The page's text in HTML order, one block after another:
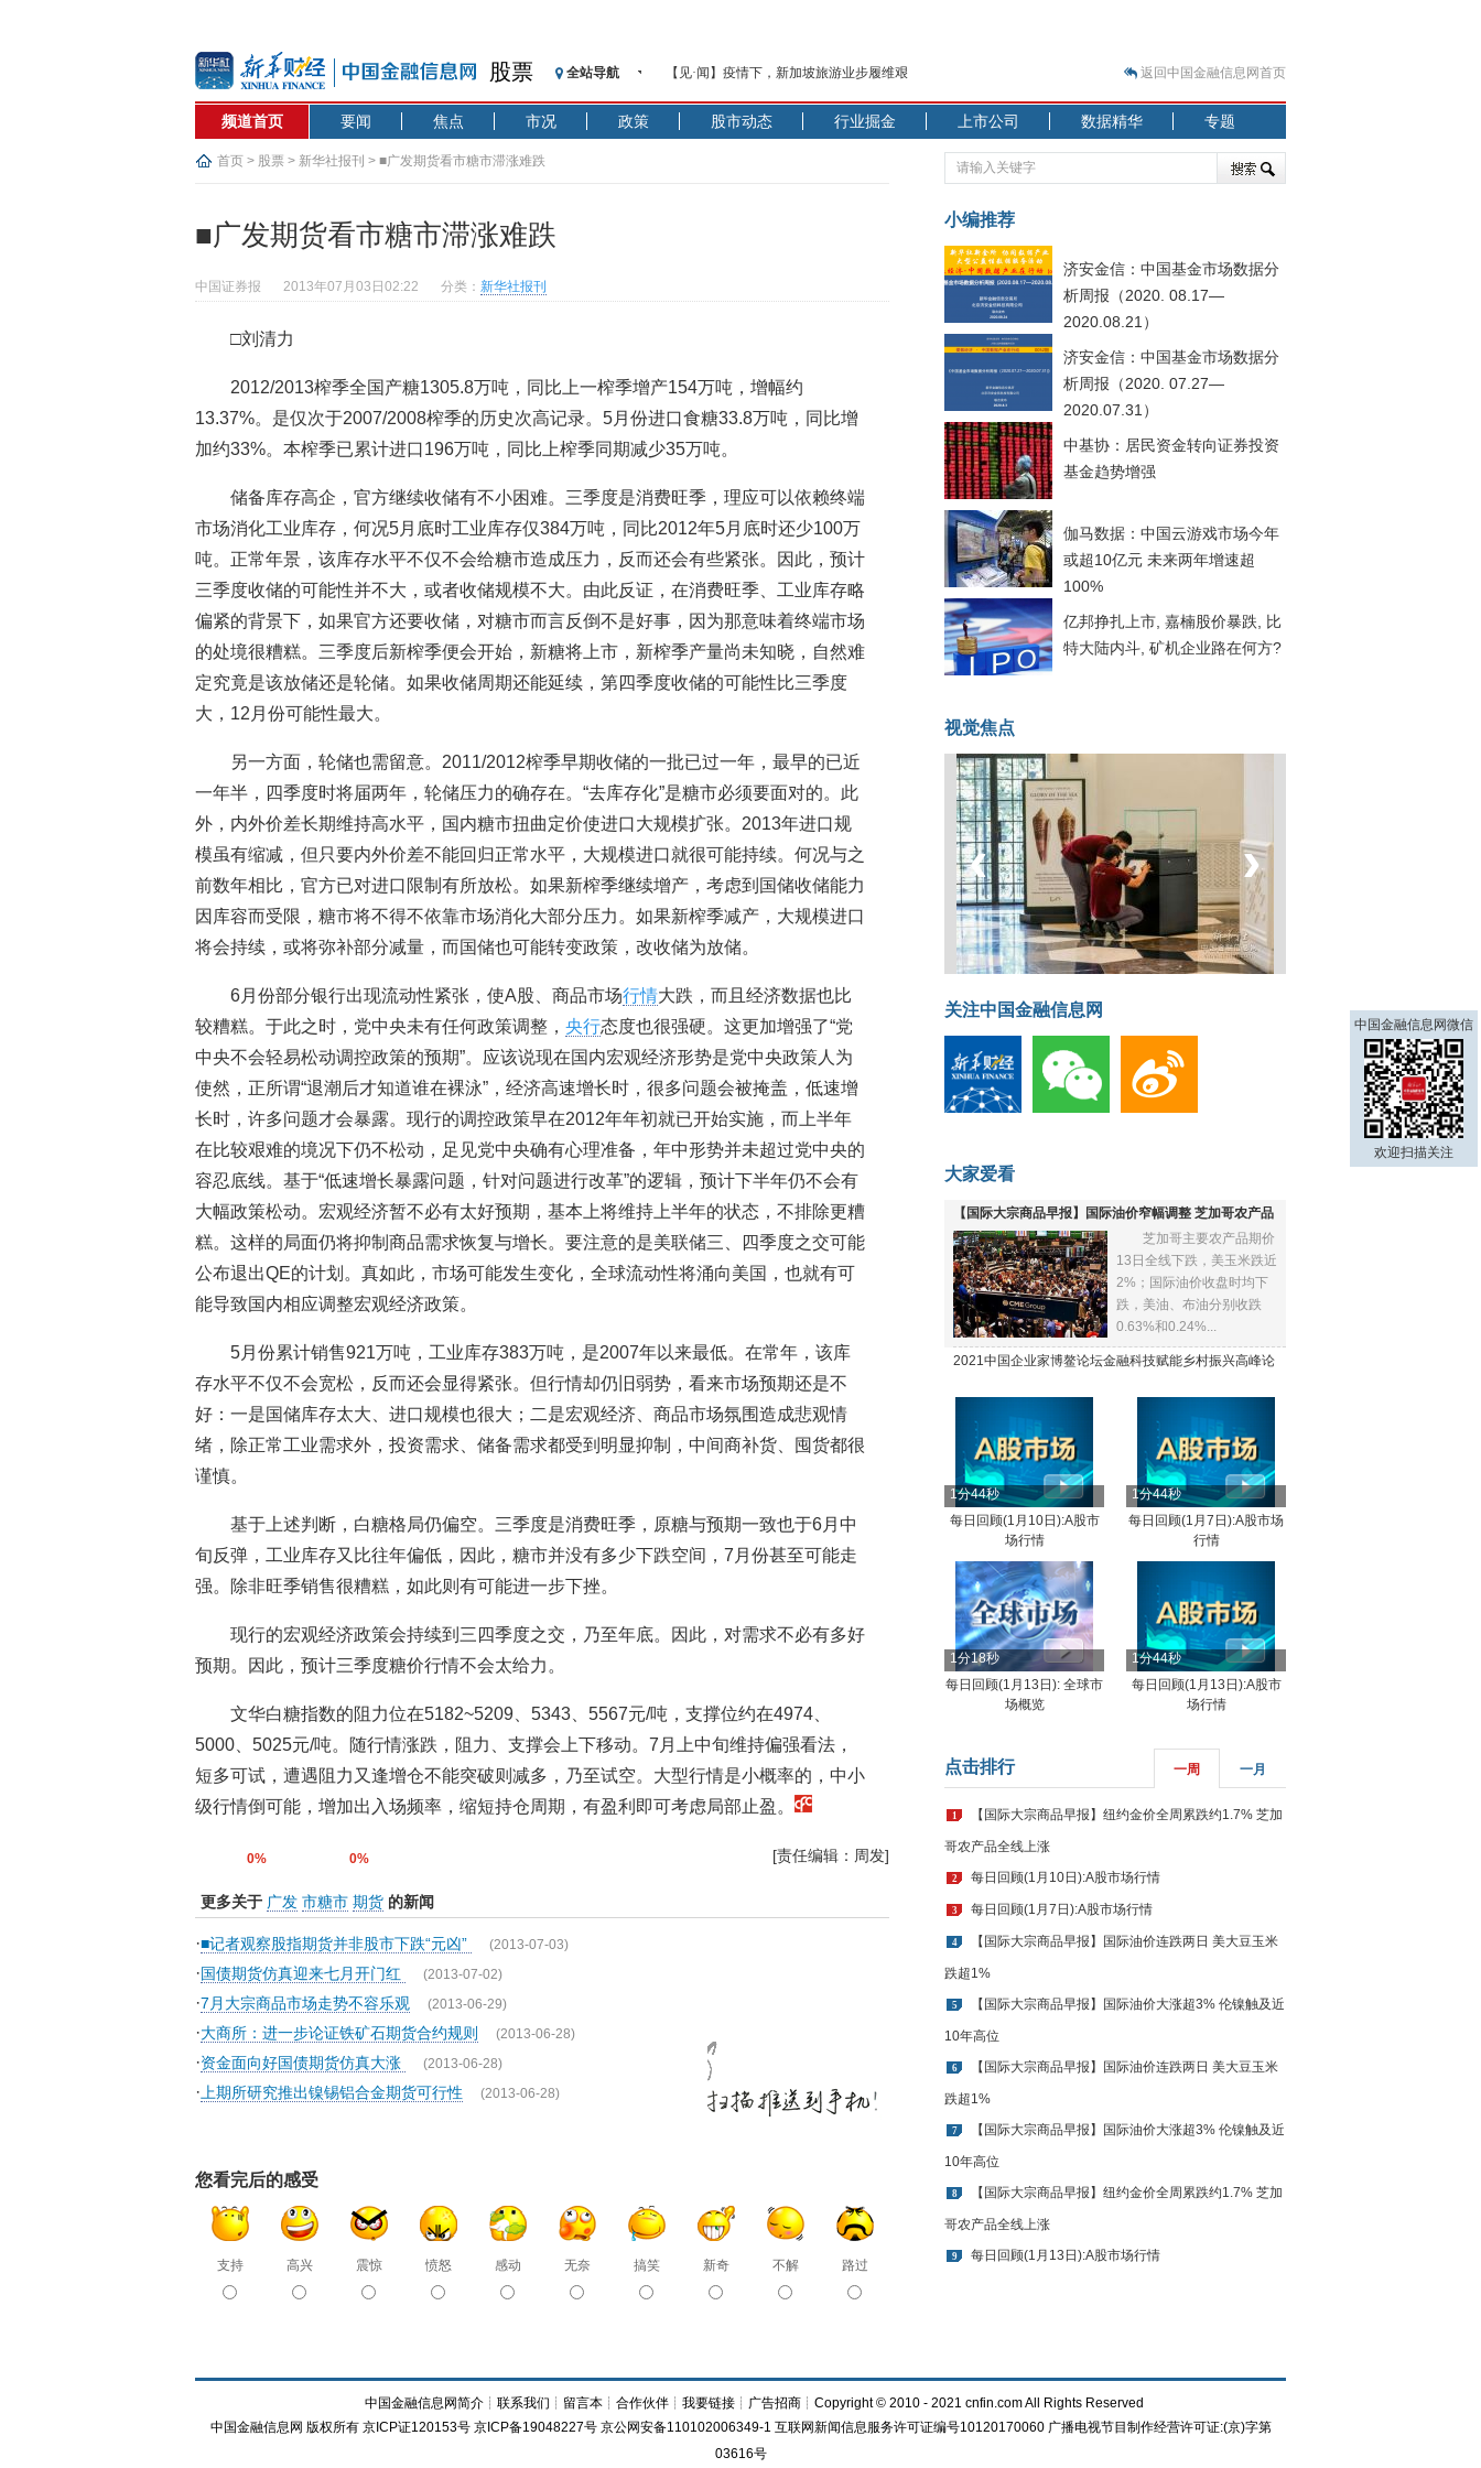
股票 全站导航
【见·闻】疫情下，新加坡旅游业步履维艰
记者手记：疫情下的香港零售业如何浴火重生？
【见·闻】疫情下一家香港传统零售商的转型突围之旅
济安金信：中国基金市场数据分析周报（2020. 07.27—2020.07.31）
【新华财经调查】同业存单、结构性存款玩起“跷跷板” 结构性失衡藏
央行公开市场净投放300亿元 短端资金利率明显下行
基本面及股市双轮冲击 债市回调十年期债表现最弱
沥青期货连续两日涨逾3% 沪银及两粕涨势喜人
恒生聚源：北斗收官之星发射成功，全产业链解析
返回中国金融信息网首页
频道首页 要闻 焦点 市况 政策 股市动态 行业掘金 上市公司 数据精华 专题
首页 > 股票 > 新华社报刊 > ■广发期货看市糖市滞涨难跌
■广发期货看市糖市滞涨难跌
中国证券报 2013年07月03日02:22 分类： 新华社报刊
□刘清力
2012/2013榨季全国产糖1305.8万吨，同比上一榨季增产154万吨，增幅约
13.37%。是仅次于2007/2008榨季的历史次高记录。5月份进口食糖33.8万吨，同比增
加约33%。本榨季已累计进口196万吨，同比上榨季同期减少35万吨。
储备库存高企，官方继续收储有不小困难。三季度是消费旺季，理应可以依赖终端
市场消化工业库存，何况5月底时工业库存仅384万吨，同比2012年5月底时还少100万
吨。正常年景，该库存水平不仅不会给糖市造成压力，反而还会有些紧张。因此，预计
三季度收储的可能性并不大，或者收储规模不大。由此反证，在消费旺季、工业库存略
偏紧的背景下，如果官方还要收储，对糖市而言反倒不是好事，因为那意味着终端市场
的处境很糟糕。三季度后新榨季便会开始，新糖将上市，新榨季产量尚未知晓，自然难
定究竟是该放储还是轮储。如果收储周期还能延续，第四季度收储的可能性比三季度
大，12月份可能性最大。
另一方面，轮储也需留意。2011/2012榨季早期收储的一批已过一年，最早的已近
一年半，四季度时将届两年，轮储压力的确存在。“去库存化”是糖市必须要面对的。此
外，内外价差长期维持高水平，国内糖市扭曲定价使进口大规模扩张。2013年进口规
模虽有缩减，但只要内外价差不能回归正常水平，大规模进口就很可能持续。何况与之
前数年相比，官方已对进口限制有所放松。如果新榨季继续增产，考虑到国储收储能力
因库容而受限，糖市将不得不依靠市场消化大部分压力。如果新榨季减产，大规模进口
将会持续，或将弥补部分减量，而国储也可能转变政策，改收储为放储。
6月份部分银行出现流动性紧张，使A股、商品市场行情大跌，而且经济数据也比
较糟糕。于此之时，党中央未有任何政策调整， 央行态度也很强硬。这更加增强了“党
中央不会轻易松动调控政策的预期”。应该说现在国内宏观经济形势是党中央政策人为
使然，正所谓“退潮后才知道谁在裸泳”，经济高速增长时，很多问题会被掩盖，低速增
长时，许多问题才会暴露。现行的调控政策早在2012年年初就已开始实施，而上半年
在比较艰难的境况下仍不松动，足见党中央确有心理准备，年中形势并未超过党中央的
容忍底线。基于“低速增长暴露问题，针对问题进行改革”的逻辑，预计下半年仍不会有
大幅政策松动。宏观经济暂不必有太好预期，基本上将维持上半年的状态，不排除更糟
糕。这样的局面仍将抑制商品需求恢复与增长。要注意的是美联储三、四季度之交可能
公布退出QE的计划。真如此，市场可能发生变化，全球流动性将涌向美国，也就有可
能导致国内相应调整宏观经济政策。
5月份累计销售921万吨，工业库存383万吨，是2007年以来最低。在常年，该库
存水平不仅不会宽松，反而还会显得紧张。但行情却仍旧弱势，看来市场预期还是不
好：一是国储库存太大、进口规模也很大；二是宏观经济、商品市场氛围造成悲观情
绪，除正常工业需求外，投资需求、储备需求都受到明显抑制，中间商补货、囤货都很
谨慎。
基于上述判断，白糖格局仍偏空。三季度是消费旺季，原糖与预期一致也于6月中
旬反弹，工业库存又比往年偏低，因此，糖市并没有多少下跌空间，7月份甚至可能走
强。除非旺季销售很糟糕，如此则有可能进一步下挫。
现行的宏观经济政策会持续到三四季度之交，乃至年底。因此，对需求不必有多好
预期。因此，预计三季度糖价行情不会太给力。
文华白糖指数的阻力位在5182~5209、5343、5567元/吨，支撑位约在4974、
5000、5025元/吨。随行情涨跌，阻力、支撑会上下移动。7月上中旬维持偏强看法，
短多可试，遭遇阻力又逢增仓不能突破则减多，乃至试空。大型行情是小概率的，中小
级行情倒可能，增加出入场频率，缩短持仓周期，有盈利即可考虑局部止盈。
0% 0% [责任编辑：周发]
更多关于 广发 市糖市 期货 的新闻
·■记者观察股指期货并非股市下跌“元凶” (2013-07-03)
·国债期货仿真迎来七月开门红 (2013-07-02)
·7月大宗商品市场走势不容乐观 (2013-06-29)
·大商所：进一步论证铁矿石期货合约规则 (2013-06-28)
·资金面向好国债期货仿真大涨 (2013-06-28)
· 上期所研究推出镍锡铝合金期货可行性 (2013-06-28)
您看完后的感受
支持 高兴 震惊 愤怒 感动 无奈 搞笑 新奇 不解 路过
小编推荐
济安金信：中国基金市场数据分
析周报（2020. 08.17—
2020.08.21）
济安金信：中国基金市场数据分
析周报（2020. 07.27—
2020.07.31）
中基协：居民资金转向证券投资
基金趋势增强
伽马数据：中国云游戏市场今年
或超10亿元 未来两年增速超
100%
亿邦挣扎上市, 嘉楠股价暴跌, 比
特大陆内斗, 矿机企业路在何方?
视觉焦点
菲律宾：防疫降级
‹ ›
关注中国金融信息网
大家爱看
【国际大宗商品早报】国际油价窄幅调整 芝加哥农产品
全线下跌
芝加哥主要农产品期价
13日全线下跌，美玉米跌近
2%；国际油价收盘时均下
跌，美油、布油分别收跌
0.63%和0.24%...
2021中国企业家博鳌论坛金融科技赋能乡村振兴高峰论
1分44秒
每日回顾(1月10日):A股市
场行情
1分44秒
每日回顾(1月7日):A股市场
行情
1分18秒
每日回顾(1月13日): 全球市
场概览
1分44秒
每日回顾(1月13日):A股市
场行情
点击排行 一周 一月
1 【国际大宗商品早报】纽约金价全周累跌约1.7% 芝加
哥农产品全线上涨
2 每日回顾(1月10日):A股市场行情
3 每日回顾(1月7日):A股市场行情
4 【国际大宗商品早报】国际油价连跌两日 美大豆玉米
跌超1%
5 【国际大宗商品早报】国际油价大涨超3% 伦镍触及近
10年高位
6 【国际大宗商品早报】国际油价连跌两日 美大豆玉米
跌超1%
7 【国际大宗商品早报】国际油价大涨超3% 伦镍触及近
10年高位
8 【国际大宗商品早报】纽约金价全周累跌约1.7% 芝加
哥农产品全线上涨
9 每日回顾(1月13日):A股市场行情
中国金融信息网微信
欢迎扫描关注
中国金融信息网简介┊ 联系我们 ┊ 留言本┊ 合作伙伴┊ 我要链接┊ 广告招商┊Copyright © 2010 - 2021 cnfin.com All Rights Reserved
中国金融信息网 版权所有 京ICP证120153号京ICP备19048227号 京公网安备110102006349-1 互联网新闻信息服务许可证编号10120170060 广播电视节目制作经营许可证:(京)字第
03616号